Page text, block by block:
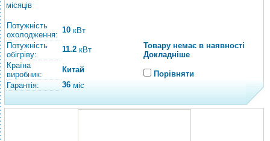
місяців
Потужність
охолодження:
10 кВт
Потужність
обігріву:
11.2 кВт
Країна
виробник:
Китай
Гарантія:
36 міс
Товару немає в наявності
Докладніше
Порівняти